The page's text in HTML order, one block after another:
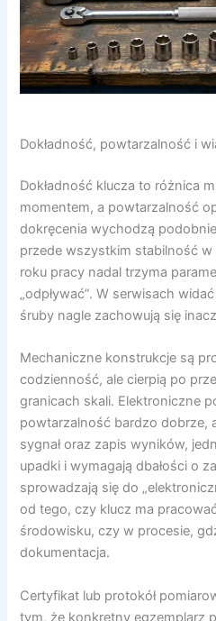
Dokładność, powtarzalność i
Dokładność klucza to różnica
momentem, a powtarzalność
dokręcenia wychodzą
przede wszystkim stabilność
roku pracy nadal trzyma
„odpływać”. W serwisach
śruby nagle zachowują się
Mechaniczne konstrukcje są
codzienność, ale cierpią po
granicach skali. Elektroniczne
powtarzalność bardzo dobrze,
sygnał oraz zapis wyników,
upadki i wymagają dbałości o
sprowadzają się do
od tego, czy klucz ma
środowisku, czy w procesie,
dokumentacja.
Certyfikat lub protokół
tym, że konkretny egzemplarz